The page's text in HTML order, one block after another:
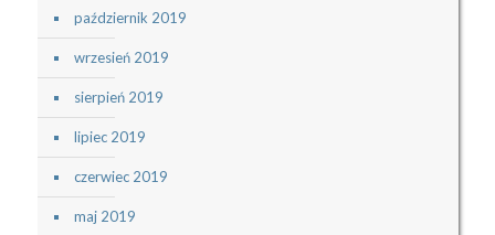
październik 2019
wrzesień 2019
sierpień 2019
lipiec 2019
czerwiec 2019
maj 2019